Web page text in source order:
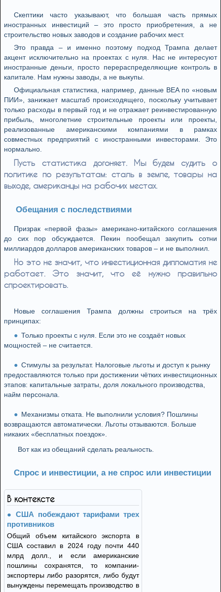
Скептики часто указывают, что большая часть прямых
иностранных инвестиций – это просто приобретения, а не
строительство новых заводов и создание рабочих мест.
Это правда – и именно поэтому подход Трампа делает
акцент исключительно на проектах с нуля. Нас не интересуют
иностранные деньги, просто перераспределяющие контроль в
капитале. Нам нужны заводы, а не выкупы.
Официальная статистика, например, данные BEA по «новым
ПИИ», занижает масштаб происходящего, поскольку учитывает
только расходы в первый год и не отражает реинвестированную
прибыль, многолетние строительные проекты или проекты,
реализованные американскими компаниями в рамках
совместных предприятий с иностранными инвесторами. Это
нормально.
Пусть статистика догоняет. Мы будем судить о
политике по результатам: сталь в земле, товары на
выходе, американцы на рабочих местах.
Обещания с последствиями
Призрак «первой фазы» американо-китайского соглашения
до сих пор обсуждается. Пекин пообещал закупить сотни
миллиардов долларов американских товаров – и не выполнил.
Но это не значит, что инвестиционная дипломатия не
работает. Это значит, что её нужно правильно
спроектировать.
Новые соглашения Трампа должны строиться на трёх
принципах:
Только проекты с нуля. Если это не создаёт новых
мощностей – не считается.
Стимулы за результат. Налоговые льготы и доступ к рынку
предоставляются только при достижении чётких инвестиционных
этапов: капитальные затраты, доля локального производства,
найм персонала.
Механизмы отката. Не выполнили условия? Пошлины
возвращаются автоматически. Льготы отзываются. Больше
никаких «бесплатных поездок».
Вот как из обещаний сделать реальность.
Спрос и инвестиции, а не спрос или инвестиции
В контексте
США побеждают тарифами трех
противников
Общий объем китайского экспорта в
США составил в 2024 году почти 440
млрд долл., и если американские
пошлины сохранятся, то компании-
экспортеры либо разорятся, либо будут
вынуждены перемещать производство в